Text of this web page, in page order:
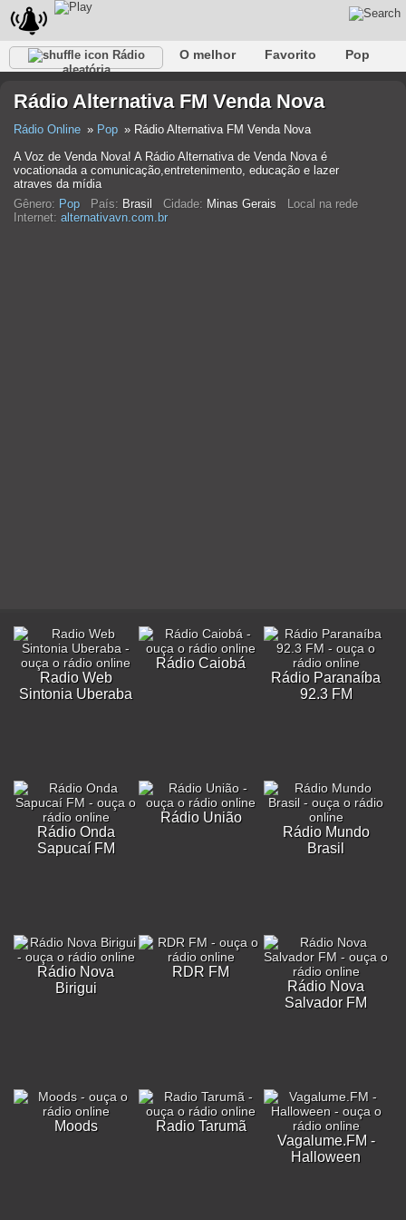
Rádio
aleatória
O melhor Favorito
Pop
Rap
Falk Jazz Bebê Clássico
Rádio Alternativa FM Venda Nova
Rádio Online Pop
Rádio Alternativa FM Venda Nova
A Voz de Venda Nova! A Rádio Alternativa de Venda Nova é
vocationada a comunicação,entretenimento, educação e lazer
atraves da mídia
Gênero: Pop País: Brasil Cidade: Minas Gerais
Local na rede
Internet: alternativavn.com.br
Radio Web
Sintonia Uberaba
Rádio Caiobá
Rádio Paranaíba
92.3 FM
Rádio Onda
Sapucaí FM
Rádio União
Rádio Mundo
Brasil
Rádio Nova
Birigui
RDR FM
Rádio Nova
Salvador FM
Moods
Radio Tarumã
Vagalume.FM -
Halloween